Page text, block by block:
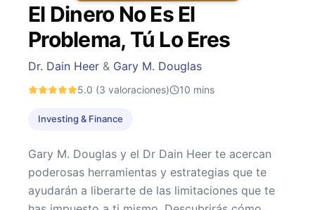
El Dinero No Es El
Problema, Tú Lo Eres
Dr. Dain Heer & Gary M. Douglas
5.0 (3 valoraciones) 10 mins
Investing & Finance
Gary M. Douglas y el Dr Dain Heer te acercan
poderosas herramientas y estrategias que te
ayudarán a liberarte de las limitaciones que te